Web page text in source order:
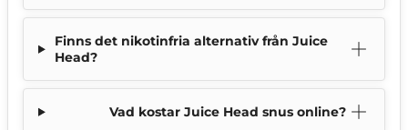
Finns det nikotinfria alternativ från Juice
Head?
Vad kostar Juice Head snus online?